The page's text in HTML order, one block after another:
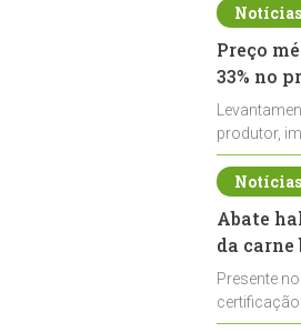
Preço
33% no
produtor,
de leite cru
Abate
da
Presente